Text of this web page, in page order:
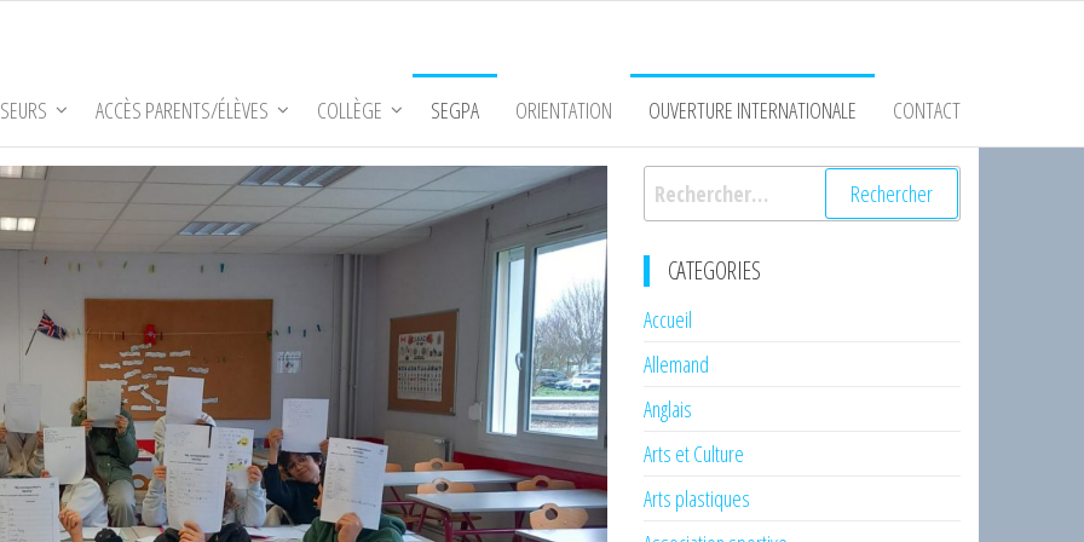
ACCÈS PARENTS/ÉLÈVES COLLÈGE SEGPA ORIENTATION OUVERTURE INTERNATIONALE CONTACT
Rechercher :
CATEGORIES
Accueil
Allemand
Anglais
Arts et Culture
Arts plastiques